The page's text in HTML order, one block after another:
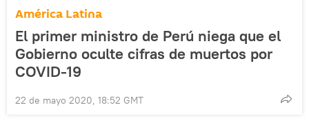
América Latina
El primer ministro de Perú niega que el
Gobierno oculte cifras de muertos por
COVID-19
22 de mayo 2020, 18:52 GMT